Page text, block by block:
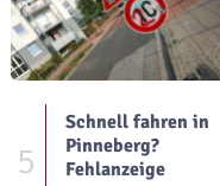
5
Schnell fahren in
Pinneberg?
Fehlanzeige